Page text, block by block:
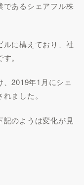
であるシェアフル株
ルに構えており、社
。
2019年1月にシェ
ました。
記のようは変化が見